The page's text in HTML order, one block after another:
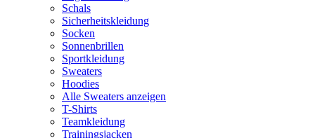
Schals
Sicherheitskleidung
Socken
Sonnenbrillen
Sportkleidung
Sweaters
Hoodies
Alle Sweaters anzeigen
T-Shirts
Teamkleidung
Trainingsjacken